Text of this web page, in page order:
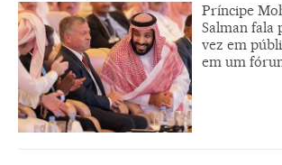
Príncipe
Salman fala
vez em
em um